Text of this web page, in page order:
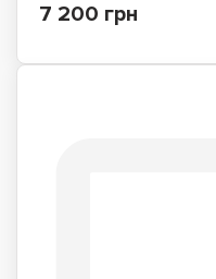
7 200 грн